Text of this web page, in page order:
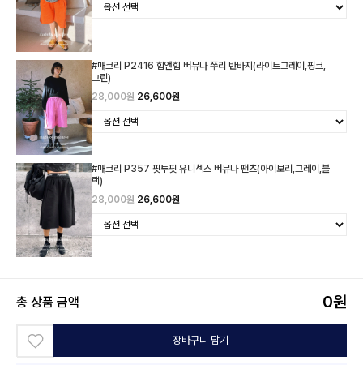
#매크리 P2416 힙앤힙 버뮤다 쭈리 반바지(라이트그레이,핑크,
그린)
28,000원 26,600원
#매크리 P357 핏투핏 유니섹스 버뮤다 팬츠(아이보리,그레이,블
랙)
28,000원 26,600원
총 상품 금액 0원
장바구니 담기